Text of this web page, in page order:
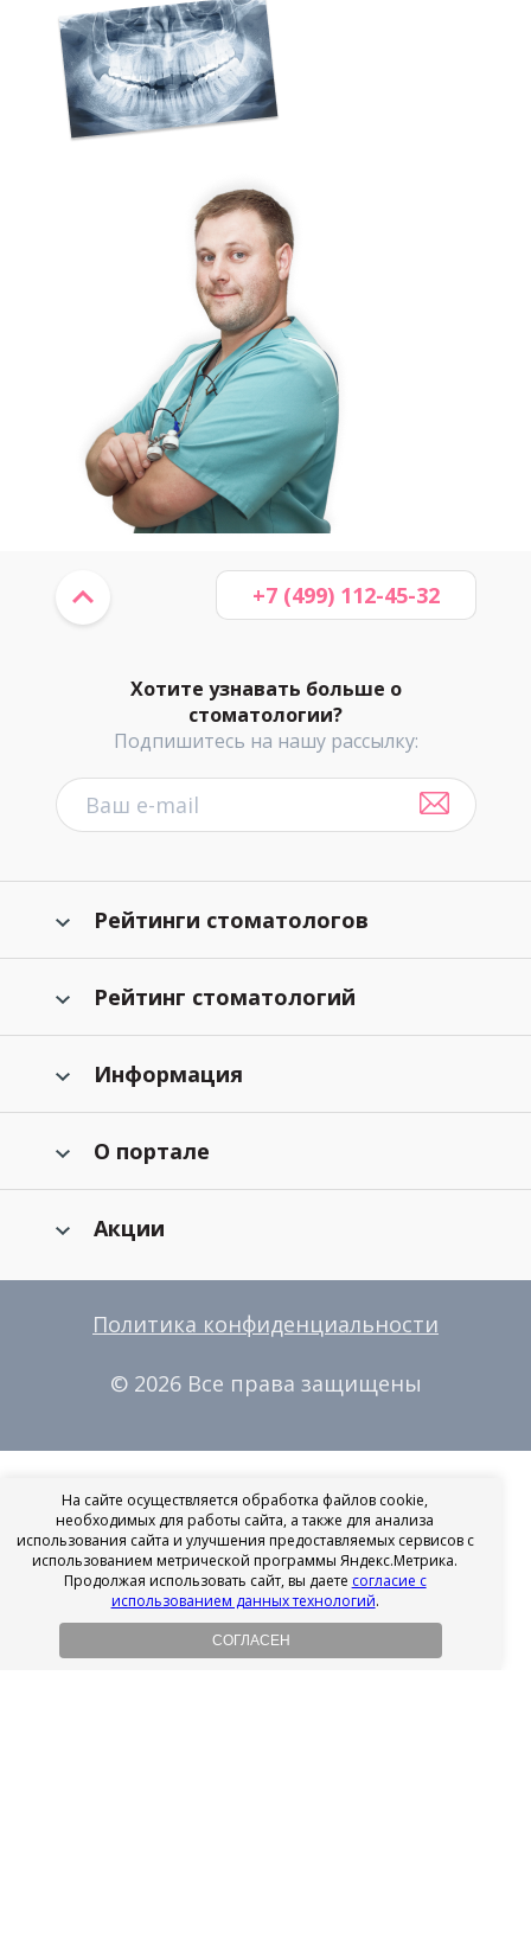
Хотите узнавать больше о
стоматологии?
Подпишитесь на нашу рассылку:
+7 (499) 112-45-32
Рейтинги стоматологов
Рейтинг стоматологий
Информация
О портале
Акции
Политика конфиденциальности
© 2026 Все права защищены
На сайте осуществляется обработка файлов cookie,
необходимых для работы сайта, а также для анализа
использования сайта и улучшения предоставляемых сервисов с
использованием метрической программы Яндекс.Метрика.
Продолжая использовать сайт, вы даете согласие с
использованием данных технологий.
СОГЛАСЕН